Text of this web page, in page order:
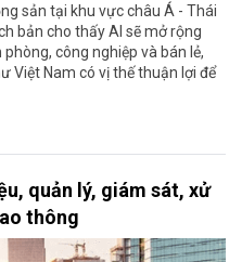
sản tại khu vực châu Á - Thái
bản cho thấy AI sẽ mở rộng
công nghiệp và bán lẻ,
Việt Nam có vị thế thuận lợi để
quản lý, giám sát, xử
thông